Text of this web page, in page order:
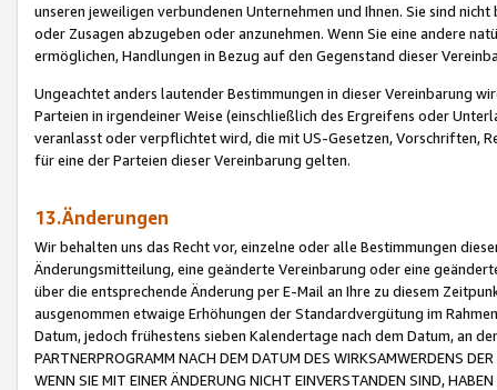
unseren jeweiligen verbundenen Unternehmen und Ihnen. Sie sind
oder Zusagen abzugeben oder anzunehmen. Wenn Sie eine andere
ermöglichen, Handlungen in Bezug auf den Gegenstand dieser
Ungeachtet anders lautender Bestimmungen in dieser Vereinbarung
Parteien in irgendeiner Weise (einschließlich des Ergreifens oder
veranlasst oder verpflichtet wird, die mit US-Gesetzen, Vorschriften,
für eine der Parteien dieser Vereinbarung gelten.
13.Änderungen
Wir behalten uns das Recht vor, einzelne oder alle Bestimmungen
Änderungsmitteilung, eine geänderte Vereinbarung oder eine
über die entsprechende Änderung per E-Mail an Ihre zu diesem
ausgenommen etwaige Erhöhungen der Standardvergütung im
Datum, jedoch frühestens sieben Kalendertage nach dem Datum, an
PARTNERPROGRAMM NACH DEM DATUM DES WIRKSAMWERDENS
WENN SIE MIT EINER ÄNDERUNG NICHT EINVERSTANDEN SIND,